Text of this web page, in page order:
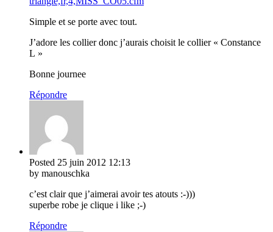
Simple et se porte avec tout.
J’adore les collier donc j’aurais choisit le collier « Constance
L »
Bonne journee
Répondre
Posted 25 juin 2012 12:13
by manouschka
c’est clair que j’aimerai avoir tes atouts :-)))
superbe robe je clique i like ;-)
Répondre